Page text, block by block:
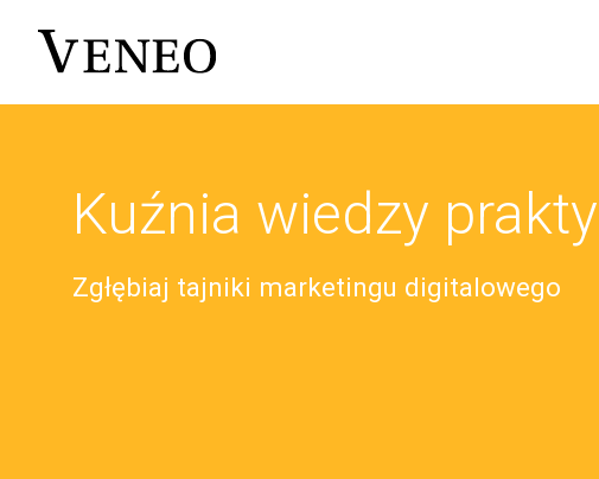
Kuźnia wiedzy
Zgłębiaj tajniki marketingu digitalowego